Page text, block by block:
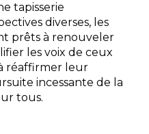
tapisserie
diverses, les
prêts à renouveler
les voix de ceux
réaffirmer leur
incessante de la
tous.